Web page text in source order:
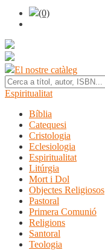
(0)
El nostre catàleg
Espiritualitat
Bíblia
Catequesi
Cristologia
Eclesiologia
Espiritualitat
Litúrgia
Mort i Dol
Objectes Religiosos
Pastoral
Primera Comunió
Religions
Santoral
Teologia